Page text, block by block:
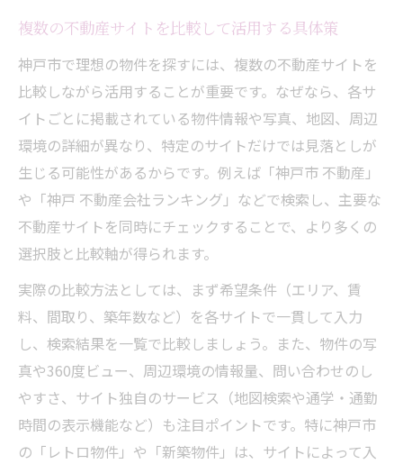
複数の不動産サイトを比較して活用する具体策
神戸市で理想の物件を探すには、複数の不動産サイトを
比較しながら活用することが重要です。なぜなら、各サ
イトごとに掲載されている物件情報や写真、地図、周辺
環境の詳細が異なり、特定のサイトだけでは見落としが
生じる可能性があるからです。例えば「神戸市 不動産」
や「神戸 不動産会社ランキング」などで検索し、主要な
不動産サイトを同時にチェックすることで、より多くの
選択肢と比較軸が得られます。
実際の比較方法としては、まず希望条件（エリア、賃
料、間取り、築年数など）を各サイトで一貫して入力
し、検索結果を一覧で比較しましょう。また、物件の写
真や360度ビュー、周辺環境の情報量、問い合わせのし
やすさ、サイト独自のサービス（地図検索や通学・通勤
時間の表示機能など）も注目ポイントです。特に神戸市
の「レトロ物件」や「新築物件」は、サイトによって入